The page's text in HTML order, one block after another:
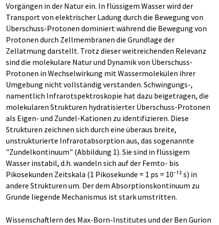
Vorgängen in der Natur ein. In flüssigem Wasser wird der
Transport von elektrischer Ladung durch die Bewegung von
Überschuss-Protonen dominiert während die Bewegung von
Protonen durch Zellmembranen die Grundlage der
Zellatmung darstellt. Trotz dieser weitreichenden Relevanz
sind die molekulare Natur und Dynamik von Überschuss-
Protonen in Wechselwirkung mit Wassermolekülen ihrer
Umgebung nicht vollständig verstanden. Schwingungs-,
namentlich Infrarotspektroskopie hat dazu beigetragen, die
molekularen Strukturen hydratisierter Überschuss-Protonen
als Eigen- und Zundel-Kationen zu identifizieren. Diese
Strukturen zeichnen sich durch eine überaus breite,
unstrukturierte Infrarotabsorption aus, das sogenannte
"Zundelkontinuum" (Abbildung 1). Sie sind in flüssigem
Wasser instabil, d.h. wandeln sich auf der Femto- bis
Pikosekunden Zeitskala (1 Pikosekunde = 1 ps = 10⁻¹² s) in
andere Strukturen um. Der dem Absorptionskontinuum zu
Grunde liegende Mechanismus ist stark umstritten.
Wissenschaftlern des Max-Born-Institutes und der Ben Gurion